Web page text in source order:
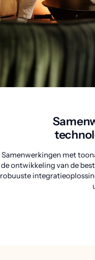
Samenwerkingen met
de ontwikkeling van de
robuuste